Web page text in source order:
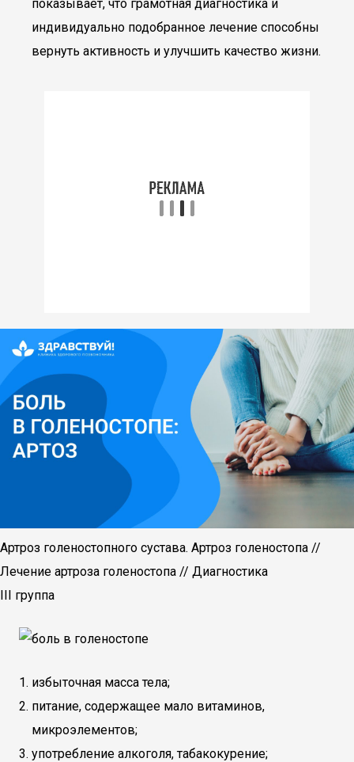
показывает, что грамотная диагностика и
индивидуально подобранное лечение способны
вернуть активность и улучшить качество жизни.
Артроз голеностопного сустава. Артроз голеностопа //
Лечение артроза голеностопа // Диагностика
III группа
избыточная масса тела;
питание, содержащее мало витаминов,
микроэлементов;
употребление алкоголя, табакокурение;